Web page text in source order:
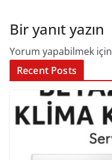
Bir yanıt yazın
Yorum yapabilmek için
Recent Posts